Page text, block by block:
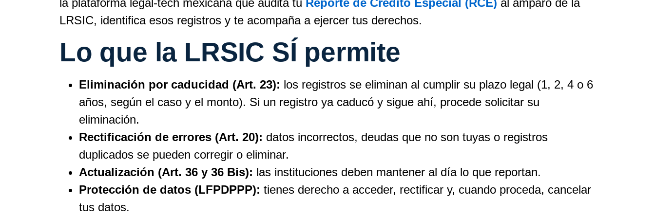
la plataforma legal-tech mexicana que audita tu Reporte de Crédito Especial (RCE) al amparo de la
LRSIC, identifica esos registros y te acompaña a ejercer tus derechos.
Lo que la LRSIC SÍ permite
Eliminación por caducidad (Art. 23): los registros se eliminan al cumplir su plazo legal (1, 2, 4 o 6
años, según el caso y el monto). Si un registro ya caducó y sigue ahí, procede solicitar su
eliminación.
Rectificación de errores (Art. 20): datos incorrectos, deudas que no son tuyas o registros
duplicados se pueden corregir o eliminar.
Actualización (Art. 36 y 36 Bis): las instituciones deben mantener al día lo que reportan.
Protección de datos (LFPDPPP): tienes derecho a acceder, rectificar y, cuando proceda, cancelar
tus datos.